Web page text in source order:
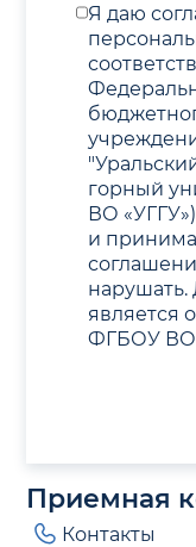
Я даю
горный
ВО
и
является
ФГБОУ ВО
Приемная
Контакты